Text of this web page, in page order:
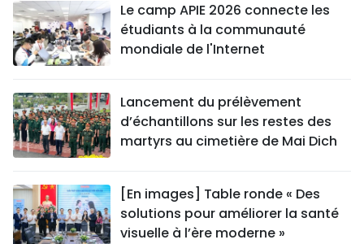
Le camp APIE 2026 connecte les
étudiants à la communauté
mondiale de l'Internet
Lancement du prélèvement
d’échantillons sur les restes des
martyrs au cimetière de Mai Dich
[En images] Table ronde « Des
solutions pour améliorer la santé
visuelle à l’ère moderne »